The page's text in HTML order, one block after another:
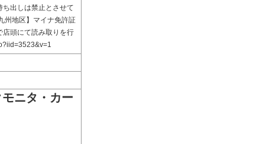
出しは禁止とさせて
地区】マイナ免許証
頭にて読み取りを行
ニタ・カー